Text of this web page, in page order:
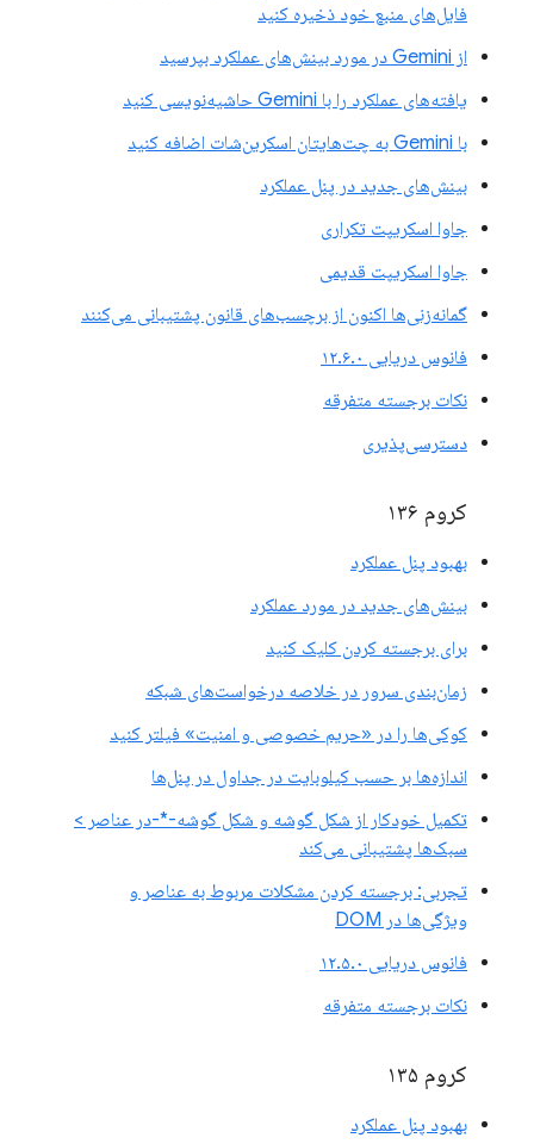
فایل‌های منبع خود ذخیره کنید
از Gemini در مورد بینش‌های عملکرد بپرسید
یافته‌های عملکرد را با Gemini حاشیه‌نویسی کنید
با Gemini به چت‌هایتان اسکرین‌شات اضافه کنید
بینش‌های جدید در پنل عملکرد
جاوا اسکریپت تکراری
جاوا اسکریپت قدیمی
گمانه‌زنی‌ها اکنون از برچسب‌های قانون پشتیبانی می‌کنند
فانوس دریایی ۱۲.۶.۰
نکات برجسته متفرقه
دسترسی‌پذیری
کروم ۱۳۶
بهبود پنل عملکرد
بینش‌های جدید در مورد عملکرد
برای برجسته کردن کلیک کنید
زمان‌بندی سرور در خلاصه درخواست‌های شبکه
کوکی‌ها را در «حریم خصوصی و امنیت» فیلتر کنید
اندازه‌ها بر حسب کیلوبایت در جداول در پنل‌ها
تکمیل خودکار از شکل گوشه و شکل گوشه-*-در عناصر >
سبک‌ها پشتیبانی می‌کند
تجربی: برجسته کردن مشکلات مربوط به عناصر و
ویژگی‌ها در DOM
فانوس دریایی ۱۲.۵.۰
نکات برجسته متفرقه
کروم ۱۳۵
بهبود پنل عملکرد